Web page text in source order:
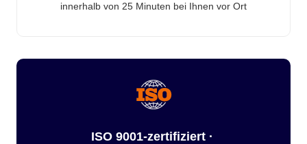
innerhalb von 25 Minuten bei Ihnen vor Ort
ISO 9001-zertifiziert ·